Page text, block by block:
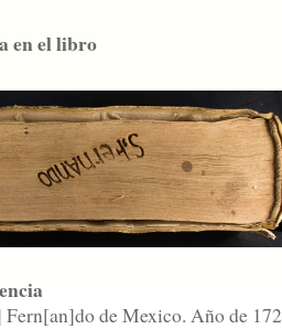
en el libro
de Mexico. Año de